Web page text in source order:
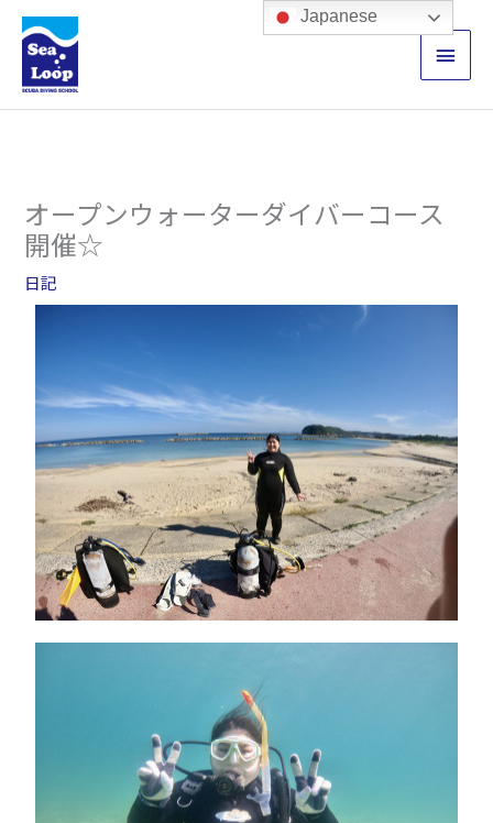
キ
メ
イ
ン
オープンウォーターダイバーコース
開催☆
日記
Japanese